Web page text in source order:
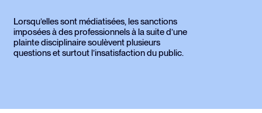
Lorsqu’elles sont médiatisées, les sanctions
imposées à des professionnels à la suite d’une
plainte disciplinaire soulèvent plusieurs
questions et surtout l’insatisfaction du public.